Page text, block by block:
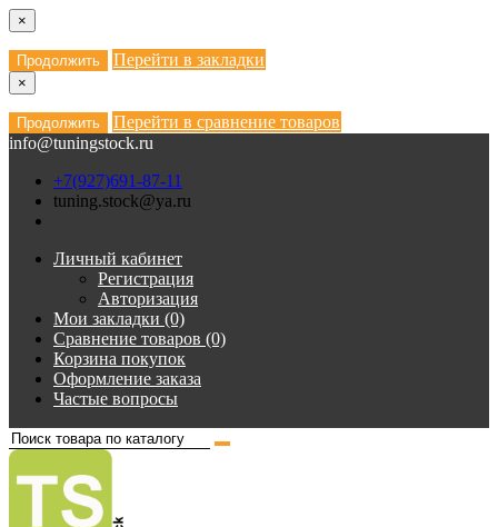
×
Продолжить Перейти в закладки
×
Продолжить
Перейти в сравнение товаров
info@tuningstock.ru
+7(927)691-87-11
tuning.stock@ya.ru
Личный кабинет
Регистрация
Авторизация
Мои закладки (0)
Сравнение товаров (0)
Корзина покупок
Оформление заказа
Частые вопросы